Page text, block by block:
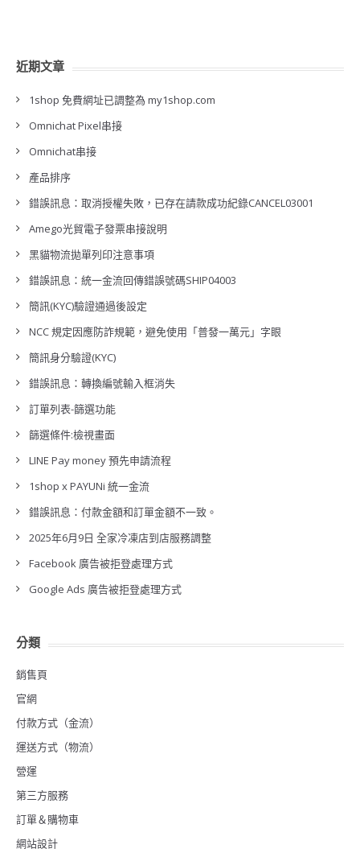
近期文章
1shop 免費網址已調整為 my1shop.com
Omnichat Pixel串接
Omnichat串接
產品排序
錯誤訊息：取消授權失敗，已存在請款成功紀錄CANCEL03001
Amego光貿電子發票串接說明
黑貓物流拋單列印注意事項
錯誤訊息：統一金流回傳錯誤號碼SHIP04003
簡訊(KYC)驗證通過後設定
NCC 規定因應防詐規範，避免使用「普發一萬元」字眼
簡訊身分驗證(KYC)
錯誤訊息：轉換編號輸入框消失
訂單列表-篩選功能
篩選條件:檢視畫面
LINE Pay money 預先申請流程
1shop x PAYUNi 統一金流
錯誤訊息：付款金額和訂單金額不一致。
2025年6月9日 全家冷凍店到店服務調整
Facebook 廣告被拒登處理方式
Google Ads 廣告被拒登處理方式
分類
銷售頁
官網
付款方式（金流）
運送方式（物流）
營運
第三方服務
訂單＆購物車
網站設計